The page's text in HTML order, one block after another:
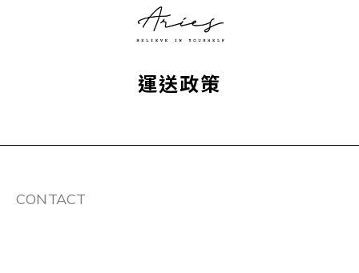
運送政策
CONTACT